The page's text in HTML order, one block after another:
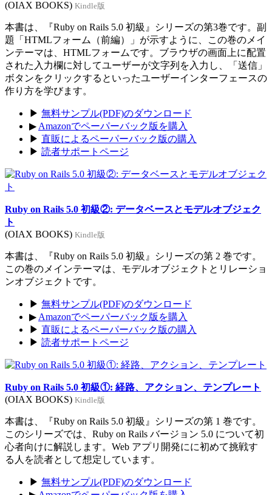
(OIAX BOOKS) Kindle版
本書は、『Ruby on Rails 5.0 初級』シリーズの第3巻です。副
題「HTMLフォーム（前編）」が示すように、この巻のメイ
ンテーマは、HTMLフォームです。ブラウザの画面上に配置
された入力欄に対してユーザーが文字列を入力し、「送信」
ボタンをクリックするといったユーザーインターフェースの
作り方を学びます。
▶ 無料サンプル(PDF)のダウンロード
▶ Amazonでペーパーバック版を購入
▶ 直販によるペーパーバック版の購入
▶ 読者サポートページ
Ruby on Rails 5.0 初級②: データベースとモデルオブジェク
ト
(OIAX BOOKS) Kindle版
本書は、『Ruby on Rails 5.0 初級』シリーズの第 2 巻です。
この巻のメインテーマは、モデルオブジェクトとリレーショ
ンオブジェクトです。
▶ 無料サンプル(PDF)のダウンロード
▶ Amazonでペーパーバック版を購入
▶ 直販によるペーパーバック版の購入
▶ 読者サポートページ
Ruby on Rails 5.0 初級①: 経路、アクション、テンプレート
(OIAX BOOKS) Kindle版
本書は、『Ruby on Rails 5.0 初級』シリーズの第 1 巻です。
このシリーズでは、Ruby on Rails バージョン 5.0 について初
心者向けに解説します。Web アプリ開発にに初めて挑戦す
る人を読者として想定しています。
▶ 無料サンプル(PDF)のダウンロード